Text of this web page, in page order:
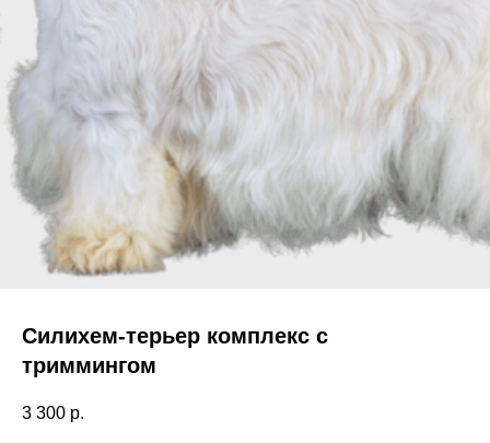
Силихем-терьер комплекс с
триммингом
3 300 р.